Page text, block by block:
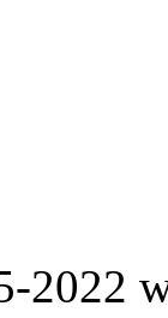
2022